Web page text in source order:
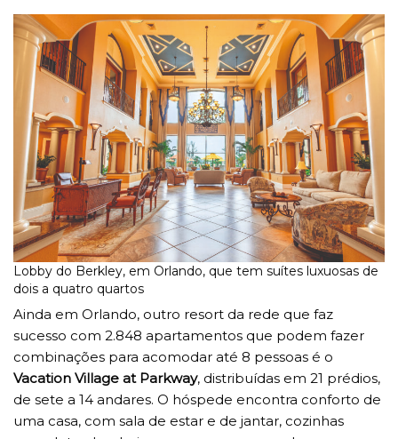
Lobby do Berkley, em Orlando, que tem suítes luxuosas de
dois a quatro quartos
Ainda em Orlando, outro resort da rede que faz
sucesso com 2.848 apartamentos que podem fazer
combinações para acomodar até 8 pessoas é o
Vacation Village at Parkway, distribuídas em 21 prédios,
de sete a 14 andares. O hóspede encontra conforto de
uma casa, com sala de estar e de jantar, cozinhas